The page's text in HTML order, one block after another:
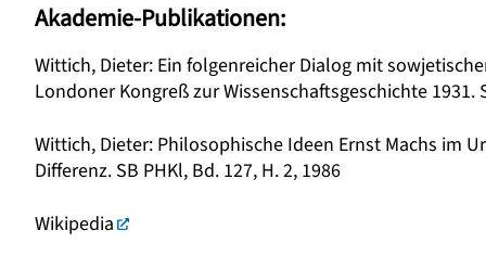
Akademie-Publikationen:
Wittich, Dieter: Ein folgenreicher Dialog mit
Londoner Kongreß zur Wissenschaftsgeschichte 1931.
Wittich, Dieter: Philosophische Ideen Ernst Machs im
Differenz. SB PHKl, Bd. 127, H. 2, 1986
Wikipedia